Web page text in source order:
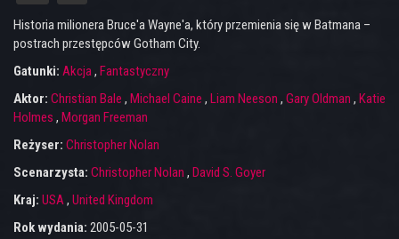
Historia milionera Bruce'a Wayne'a, który przemienia się w Batmana –
postrach przestępców Gotham City.
Gatunki: Akcja, Fantastyczny
Aktor: Christian Bale , Michael Caine , Liam Neeson , Gary Oldman , Katie
Holmes , Morgan Freeman
Reżyser: Christopher Nolan
Scenarzysta: Christopher Nolan , David S. Goyer
Kraj: USA, United Kingdom
Rok wydania: 2005-05-31